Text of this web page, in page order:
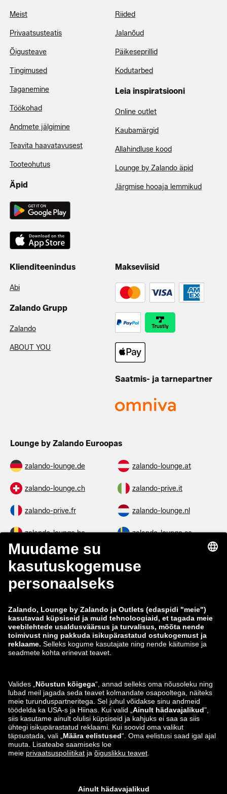
Meist
Privaatsusteatis
Õigusteave
Tingimused
Taganemine
Töökohad
Andmete jälgimine
Teavita haavatavusest
Tooteohutus
Äpid
Riided
Jalanõud
Päikeseprillid
Kodutarbed
Leia inspiratsiooni
Online outlet
Kaubamärgid
Allahindluse kood
Lounge by Zalando äpid
Järgmise hooaja lemmikud
Klienditeenindus
Abi
Zalando Grupp
Zalando
ABOUT YOU
Makseviisid
Saatmis- ja tarnepartner
Lounge by Zalando Euroopas
zalando-lounge.de zalando-lounge.at
zalando-lounge.ch zalando-prive.it
zalando-prive.fr zalando-lounge.nl
zalando-lounge.be zalando-lounge.se
zalando-lounge.fi
zalando-lounge.co.uk
zalando-lounge.lt zalando-lounge.sk
zalando-lounge.ro zalando-lounge.hr
zalando-lounge.lu zalando-lounge.ee
zalando-lounge.lv zalando-lounge.no
Leiad meid ka siit